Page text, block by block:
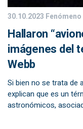
30.10.2023
Hallaron
imágenes del
Webb
Si bien no se trata de
explican que es un
astronómicos,